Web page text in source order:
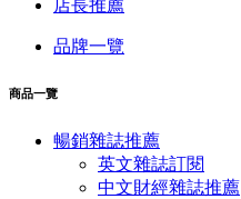
店長推薦
品牌一覽
商品一覽
暢銷雜誌推薦
英文雜誌訂閱
中文財經雜誌推薦